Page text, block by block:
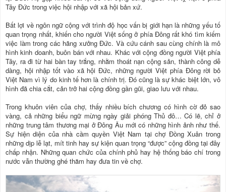
Tây Đức trong việc hội nhập với xã hội bản xứ.
Bất lợi về ngôn ngữ cộng với trình độ học vấn bị giới hạn là những yếu tố
quan trọng nhất, khiến cho người Việt sống ở phía Đông rất khó tìm kiếm
việc làm trong các hãng xưởng Đức. Và cứu cánh sau cùng chính là mô
hình kinh doanh, buôn bán với nhau. Khác với cộng đồng người Việt phía
Tây, ra đi từ hai bàn tay trắng, nhằm thoát nạn cộng sản, thành công dễ
dàng, hội nhập tốt vào xã hội Đức, những người Việt phía Đông rời bỏ
Việt Nam vì lý do kinh tế hơn là chính trị. Đó cũng là sự khác biệt lớn, vô
hình đã chia cắt, cản trở hai cộng đồng gần gũi, giao lưu với nhau.
Trong khuôn viên của chợ, thấy nhiều bích chương có hình cờ đỏ sao
vàng, cả những biểu ngữ mừng ngày giải phóng Thủ đô… Có lẽ, chỉ ở
những trung tâm thương mại ở Đông Âu mới có những hình ảnh như thế.
Sự hiện diện của nhà cầm quyền Việt Nam tại chợ Đồng Xuân trong
những dịp lễ lạt, mít tinh hay sự kiện quan trọng “được” cộng đồng tại đây
chấp nhận. Những quan chức của chính phủ hay hệ thống báo chí trong
nước vẫn thường ghé thăm hay đưa tin về chợ.